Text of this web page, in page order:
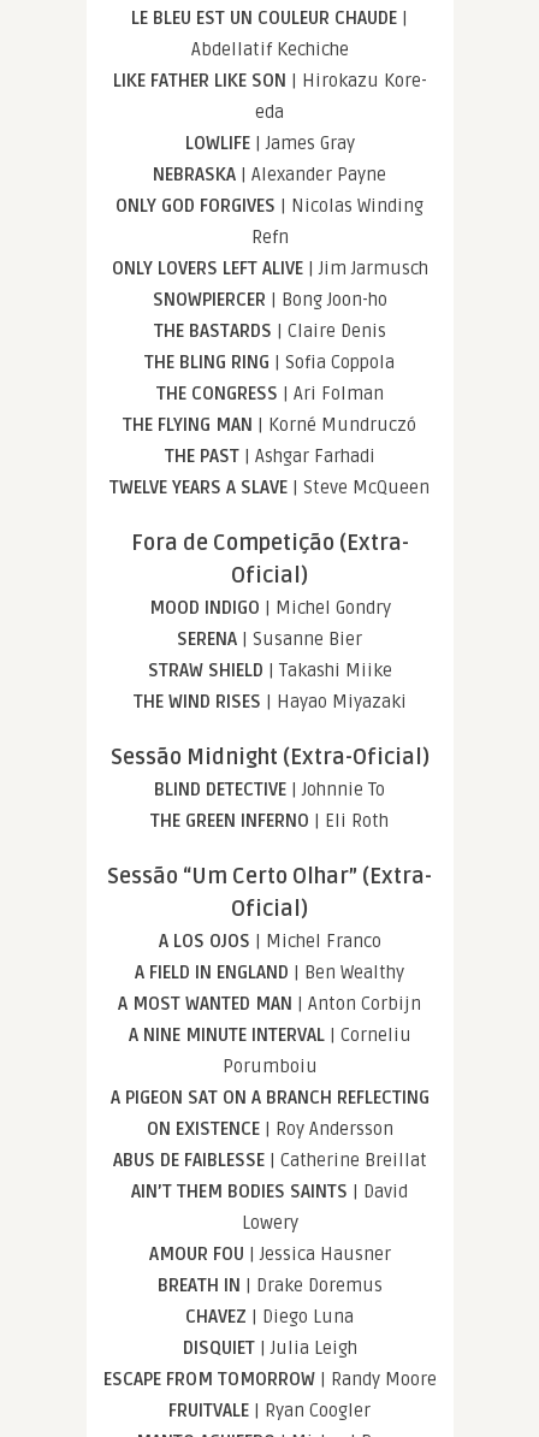
LE BLEU EST UN COULEUR CHAUDE |
Abdellatif Kechiche
LIKE FATHER LIKE SON | Hirokazu Kore-
eda
LOWLIFE| James Gray
NEBRASKA | Alexander Payne
ONLY GOD FORGIVES | Nicolas Winding
Refn
ONLY LOVERS LEFT ALIVE| Jim Jarmusch
SNOWPIERCER | Bong Joon-ho
THE BASTARDS | Claire Denis
THE BLING RING | Sofia Coppola
THE CONGRESS | Ari Folman
THE FLYING MAN | Korné Mundruczó
THE PAST| Ashgar Farhadi
TWELVE YEARS A SLAVE | Steve McQueen
Fora de Competição (Extra-
Oficial)
MOOD INDIGO | Michel Gondry
SERENA | Susanne Bier
STRAW SHIELD | Takashi Miike
THE WIND RISES | Hayao Miyazaki
Sessão Midnight (Extra-Oficial)
BLIND DETECTIVE | Johnnie To
THE GREEN INFERNO | Eli Roth
Sessão “Um Certo Olhar” (Extra-
Oficial)
A LOS OJOS | Michel Franco
A FIELD IN ENGLAND | Ben Wealthy
A MOST WANTED MAN | Anton Corbijn
A NINE MINUTE INTERVAL| Corneliu
Porumboiu
A PIGEON SAT ON A BRANCH REFLECTING
ON EXISTENCE| Roy Andersson
ABUS DE FAIBLESSE| Catherine Breillat
AIN’T THEM BODIES SAINTS | David
Lowery
AMOUR FOU | Jessica Hausner
BREATH IN | Drake Doremus
CHAVEZ | Diego Luna
DISQUIET| Julia Leigh
ESCAPE FROM TOMORROW| Randy Moore
FRUITVALE | Ryan Coogler